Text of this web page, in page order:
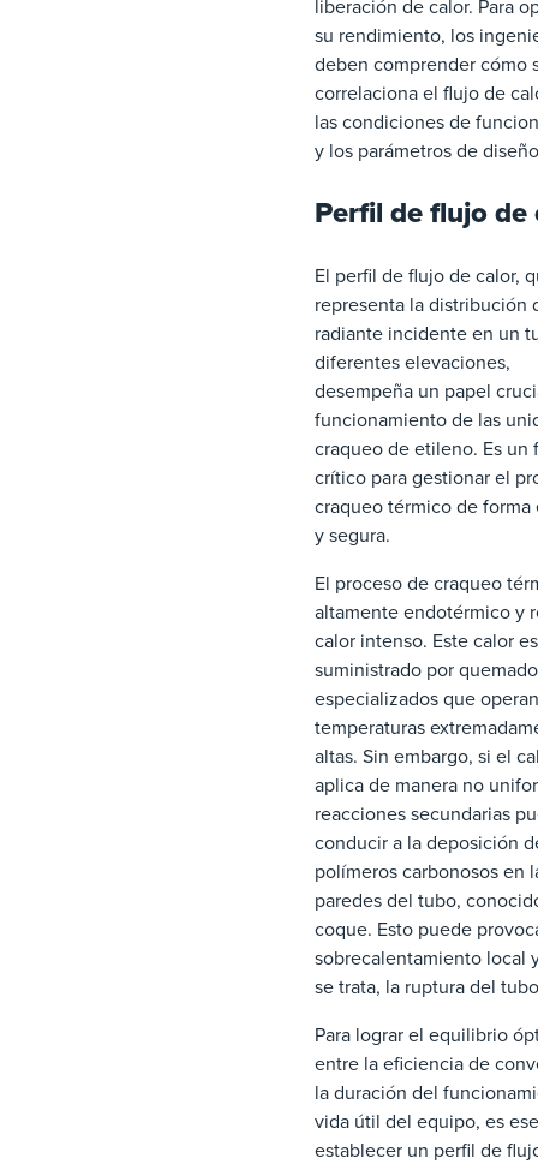
liberación de calor. Para
su rendimiento, los
deben comprender cómo
correlaciona el flujo de
las condiciones de
y los parámetros de
Perfil de flujo de
El perfil de flujo de calor,
representa la distribución
radiante incidente en un
diferentes elevaciones,
desempeña un papel
funcionamiento de las
craqueo de etileno. Es un
crítico para gestionar el
craqueo térmico de
y segura.
El proceso de craqueo
altamente endotérmico y
calor intenso. Este calor es
suministrado por
especializados que
temperaturas
altas. Sin embargo, si el
aplica de manera no
reacciones secundarias
conducir a la deposición
polímeros carbonosos en
paredes del tubo,
coque. Esto puede
sobrecalentamiento local
se trata, la ruptura del
Para lograr el equilibrio
entre la eficiencia de
la duración del
vida útil del equipo, es
establecer un perfil de